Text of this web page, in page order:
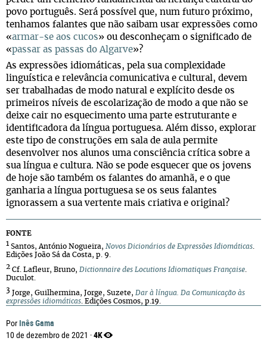
Por Inês Gama
10 de dezembro de 2021 ·4K
povo português. Será possível que, num futuro próximo,
tenhamos falantes que não saibam usar expressões como
«armar-se aos cucos» ou desconheçam o significado de
«passar as passas do Algarve»?
As expressões idiomáticas, pela sua complexidade
linguística e relevância comunicativa e cultural, devem
ser trabalhadas de modo natural e explícito desde os
primeiros níveis de escolarização de modo a que não se
deixe cair no esquecimento uma parte estruturante e
identificadora da língua portuguesa. Além disso, explorar
este tipo de construções em sala de aula permite
desenvolver nos alunos uma consciência crítica sobre a
sua língua e cultura. Não se pode esquecer que os jovens
de hoje são também os falantes do amanhã, e o que
ganharia a língua portuguesa se os seus falantes
ignorassem a sua vertente mais criativa e original?
FONTE
1 Santos, António Nogueira, Novos Dicionários de Expressões Idiomáticas
Edições João Sá da Costa, p. 9.
2 Cf. Lafleur, Bruno, Dictionnaire des Locutions Idiomatiques Française
Duculot.
3 Jorge, Guilhermina, Jorge, Suzete, Dar à língua. Da Comunicação às
expressões idiomáticas . Edições Cosmos, p.19.